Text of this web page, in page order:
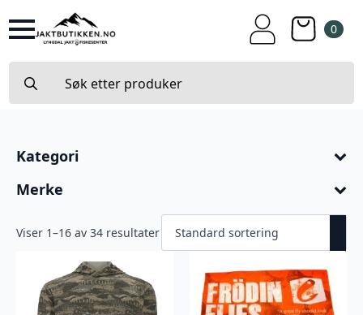
0
for:
Kategori
Merke
Viser 1–32 av 34 resultater